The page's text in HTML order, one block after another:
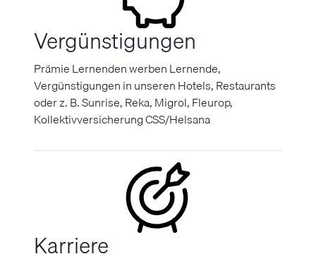
Vergünstigungen
Prämie Lernenden werben Lernende,
Vergünstigungen in unseren Hotels, Restaurants
oder z. B. Sunrise, Reka, Migrol, Fleurop,
Kollektivversicherung CSS/Helsana
Karriere